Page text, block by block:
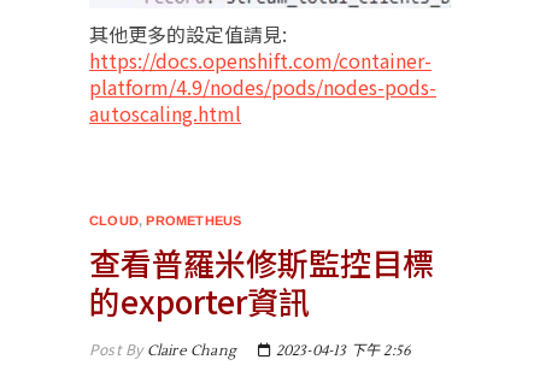
其他更多的設定值請見:
https://docs.openshift.com/container-
platform/4.9/nodes/pods/nodes-pods-
autoscaling.html​
CLOUD,PROMETHEUS
查看普羅米修斯監控目標
的exporter資訊
Post ByClaire Chang 2023-04-13 下午 2:56